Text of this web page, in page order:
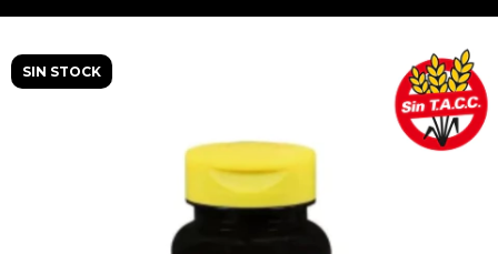
SIN STOCK